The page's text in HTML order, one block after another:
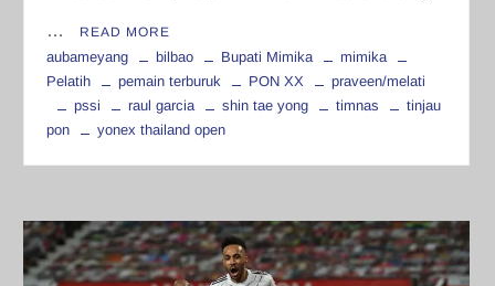
… READ MORE
aubameyang bilbao Bupati Mimika
mimika
Pelatih
pemain terburuk PON XX
praveen/melati
pssi
raul garcia shin tae yong timnas
tinjau
pon
yonex thailand open